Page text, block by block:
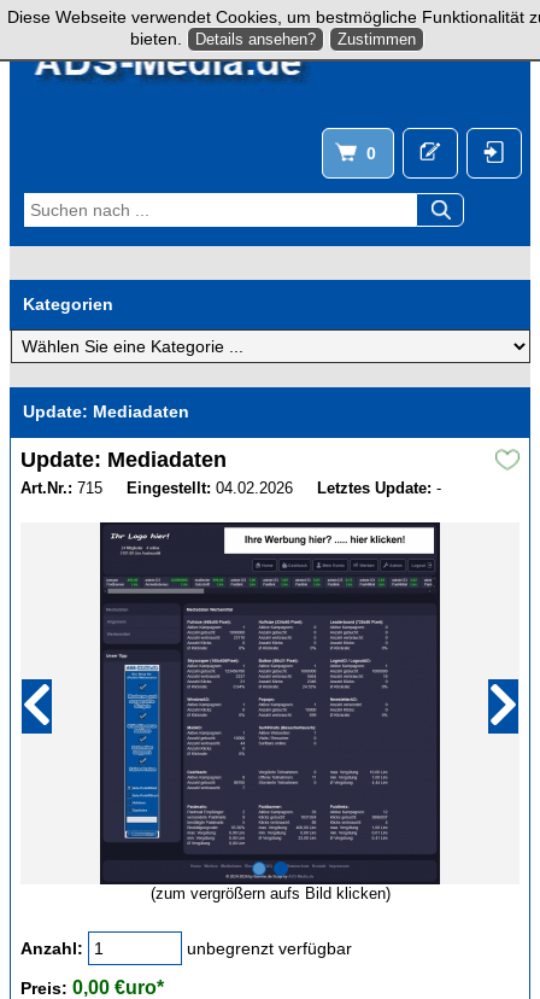
0
Kategorien
Update: Mediadaten
Update: Mediadaten
Art.Nr.: 715 Eingestellt: 04.02.2026 Letztes Update: -
(zum vergrößern aufs Bild klicken)
Anzahl: unbegrenzt verfügbar
Preis: 0,00 €uro*
Diese Webseite verwendet Cookies, um bestmögliche Funktionalität
bieten.
Details ansehen? Zustimmen